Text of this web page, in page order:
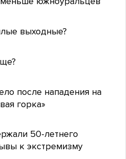
выходные?
после нападения на
горка»
50-летнего
к экстремизму